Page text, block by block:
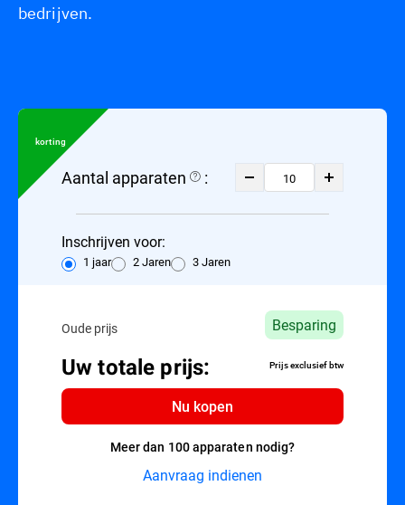
bedrijven.
korting
Aantal apparaten :
Inschrijven voor:
1 jaar 2 Jaren 3 Jaren
Oude prijs Besparing
Uw totale prijs: Prijs exclusief btw
Nu kopen
Meer dan 100 apparaten nodig?
Aanvraag indienen